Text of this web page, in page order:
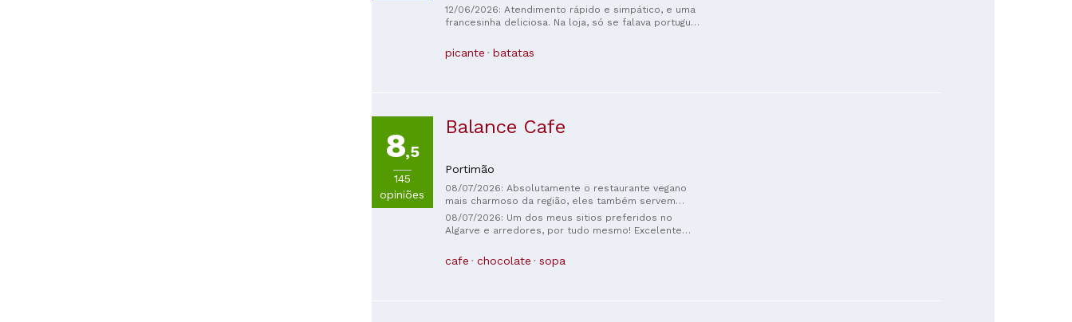
muito bem, e a comida é muito, muito boa! ​​
Recomendo 100% que as pessoas venham aqui pela
francesinha (embora haja outras coisas também).
12/06/2026: Atendimento rápido e simpático, e uma
francesinha deliciosa. Na loja, só se falava português,
picante batatas
8,5
145
opiniões
Balance Cafe
Portimão
08/07/2026: Absolutamente o restaurante vegano
mais charmoso da região, eles também servem
jantar (raro por aqui, geralmente só brunch).
Começamos com as deliciosas bebidas caseiras,
super refrescantes e saborosas. A equipe e o dono
que fazem e criam. O jantar estava muito gostoso,
08/07/2026: Um dos meus sitios preferidos no
Algarve e arredores, por tudo mesmo! Excelente
muito.
cafe chocolate sopa